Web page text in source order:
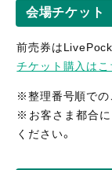
会場チケット
前売券は
チケット購入はこ
※整理番号順での
※お客さま都合に
ください。